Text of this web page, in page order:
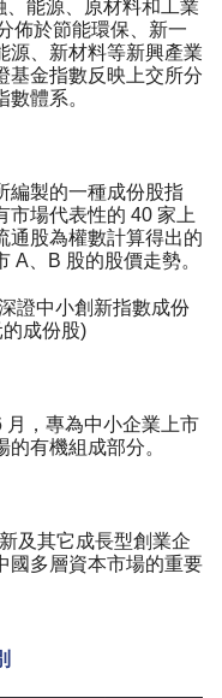
能源、原材料和工業
佈於節能環保、新一
源、新材料等新興產業
基金指數反映上交所分
體系。
編製的一種成份股指
市場代表性的 40 家上
通股為權數計算得出的
A、B 股的股價走勢。
證中小創新指數成份
成份股)
月，專為中小企業上市
有機組成部分。
及其它成長型創業企
國多層資本市場的重要